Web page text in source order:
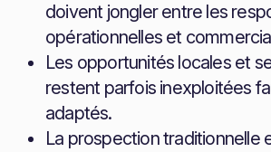
doivent jongler entre les
opérationnelles et
Les opportunités locales et
restent parfois inexploitées
adaptés.
La prospection traditionnelle